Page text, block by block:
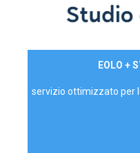
EOLO +
servizio ottimizzato per